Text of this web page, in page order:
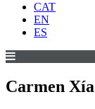
CAT
EN
ES
Carmen Xía